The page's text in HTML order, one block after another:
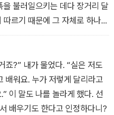
불러일으키는 데다 장거리 달
르기 때문에 그 자체로 하나의
죠?” 내가 물었다. “실은 저도
배워요. 누가 저렇게 달리라고
이 말도 나를 놀라게 했다. 선
배우기도 한다고 인정하다니?